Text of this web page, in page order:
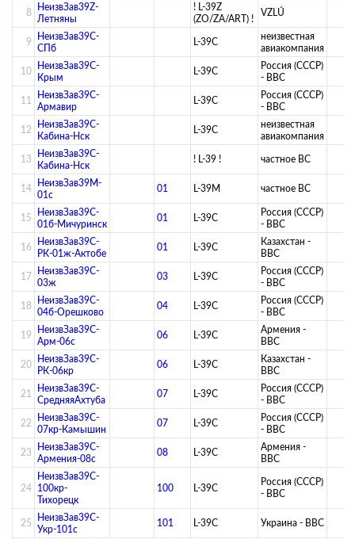
8
НеизвЗав39Z-
Летняны
! L-39Z
(ZO/ZA/ART) !
VZLÚ
9
НеизвЗав39C-
СПб
L-39C
­неизвестная
авиакомпания­
10 НеизвЗав39C-
Крым
L-39C
Россия (СССР)
- ВВС
11
НеизвЗав39C-
Армавир
L-39C
Россия (СССР)
- ВВС
12
НеизвЗав39C-
Кабина-Нск
L-39C
­неизвестная
авиакомпания­
13
НеизвЗав39C-
Кабина-Нск
! L-39 ! ­частное ВС­
14 НеизвЗав39M-
01с
01 L-39M ­частное ВС­
15
НеизвЗав39C-
01б-Мичуринск
01 L-39C
Россия (СССР)
- ВВС
16 НеизвЗав39C-
РК-01ж-Актобе
01 L-39C
Казахстан -
ВВС
17 НеизвЗав39C-
03ж
03 L-39C
Россия (СССР)
- ВВС
18
НеизвЗав39C-
04б-Орешково
04 L-39C
Россия (СССР)
- ВВС
19
НеизвЗав39C-
Арм-06с
06 L-39C
Армения -
ВВС
20 НеизвЗав39C-
РК-06кр
06 L-39C
Казахстан -
ВВС
21
НеизвЗав39C-
СредняяАхтуба
07 L-39C
Россия (СССР)
- ВВС
22
НеизвЗав39C-
07кр-Камышин
07 L-39C
Россия (СССР)
- ВВС
23
НеизвЗав39C-
Армения-08с
08 L-39C
Армения -
ВВС
24
НеизвЗав39C-
100кр-
Тихорецк
100 L-39C
Россия (СССР)
- ВВС
25
НеизвЗав39C-
Укр-101с
101 L-39C Украина - ВВС